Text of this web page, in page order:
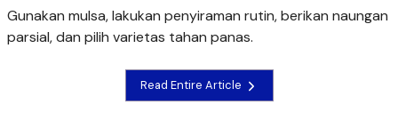
Gunakan mulsa, lakukan penyiraman rutin, berikan naungan
parsial, dan pilih varietas tahan panas.
Read Entire Article